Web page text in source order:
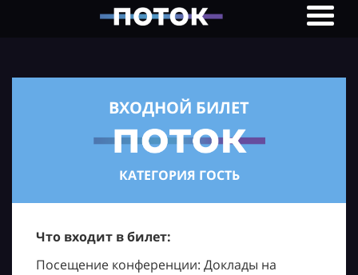
ВХОДНОЙ БИЛЕТ
КАТЕГОРИЯ ГОСТЬ
Что входит в билет:
Посещение конференции: Доклады на